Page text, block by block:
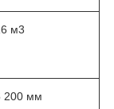
м3
200 мм